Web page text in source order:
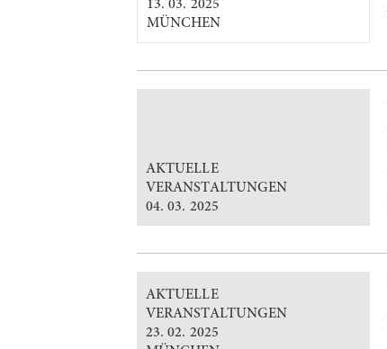
13. 03. 2025
MÜNCHEN
AKTUELLE
VERANSTALTUNGEN
04. 03. 2025
AKTUELLE
VERANSTALTUNGEN
23. 02. 2025